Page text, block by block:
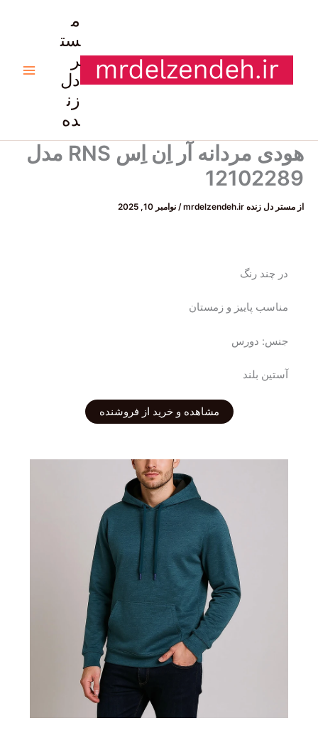
م
ست
ر
دل
زن
ده
هودی مردانه آر اِن اِس RNS مدل
12102289
از مستر دل زنده mrdelzendeh.ir / نوامبر 10, 2025
در چند رنگ
مناسب پاییز و زمستان
جنس: دورس
آستین بلند
مشاهده و خرید از فروشنده